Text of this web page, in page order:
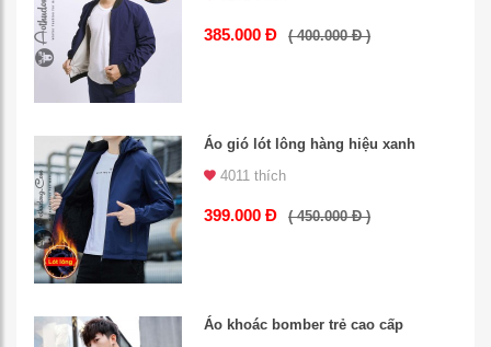
385.000 Đ ( 400.000 Đ )
Áo gió lót lông hàng hiệu xanh
4011 thích
399.000 Đ ( 450.000 Đ )
Áo khoác bomber trẻ cao cấp